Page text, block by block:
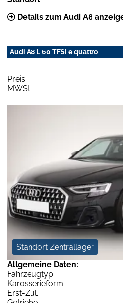
Details zum Audi A8
Audi A8 L 60 TFSI e quattro
Preis:
MWSt:
Standort Zentrallager
Allgemeine Daten:
Fahrzeugtyp
Karosserieform
Erst-Zul.